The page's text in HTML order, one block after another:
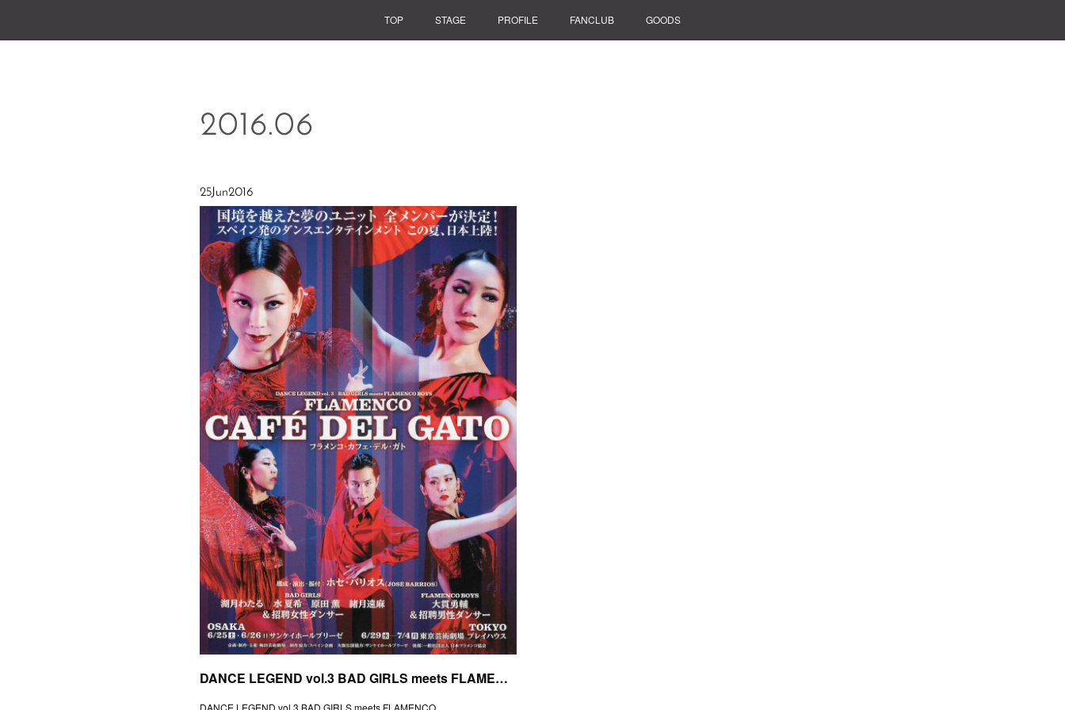
TOP STAGE PROFILE FANCLUB GOODS
2016.06
25Jun2016
DANCE LEGEND vol.3 BAD GIRLS meets FLAMENCO BOYS「FLAMENCO CAFE DEL GATO ～フラメンコ・カフェ・デル・ガト～」
DANCE LEGEND vol.3 BAD GIRLS meets FLAMENCO